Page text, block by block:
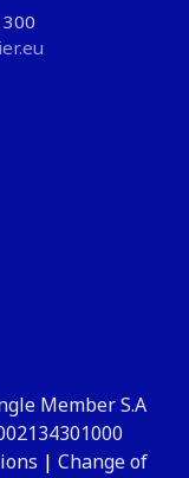
Member S.A
| Change of